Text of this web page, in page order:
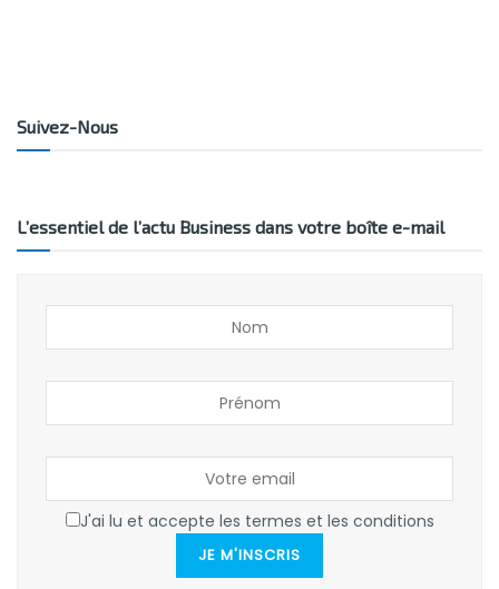
Suivez-Nous
L’essentiel de l’actu Business dans votre boîte e-mail
J'ai lu et accepte les termes et les conditions
JE M'INSCRIS